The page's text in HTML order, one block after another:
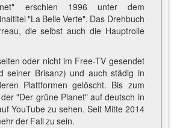
erschien 1996 unter dem
"La Belle Verte". Das Drehbuch
die selbst auch die Hauptrolle
oder nicht im Free-TV gesendet
seiner Brisanz) und auch städig in
Plattformen gelöscht. Bis zum
"Der grüne Planet" auf deutsch in
YouTube zu sehen. Seit Mitte 2014
der Fall zu sein.